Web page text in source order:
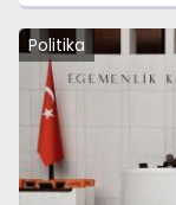
Politika